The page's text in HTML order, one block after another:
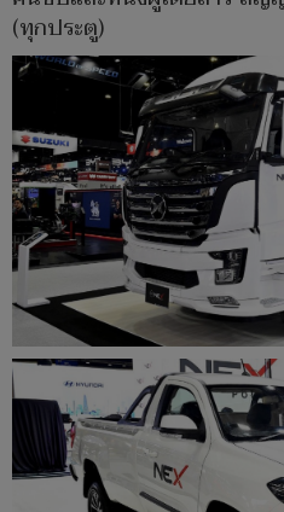
(ทุกประตู)